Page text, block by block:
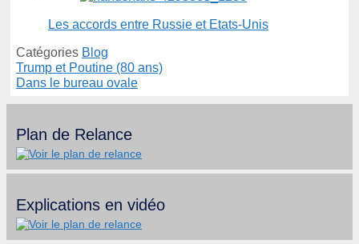
Les accords entre Russie et Etats-Unis
Catégories Blog
Trump et Poutine (80 ans)
Dans le bureau ovale
Plan de Relance
Explications en vidéo